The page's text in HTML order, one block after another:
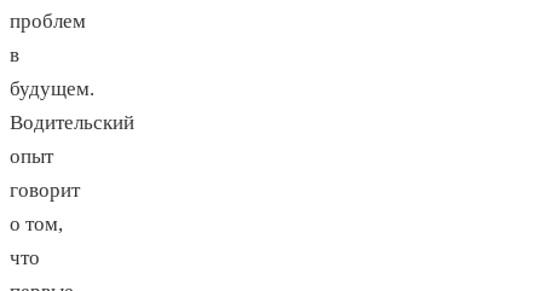
проблем
в
будущем.
Водительский
опыт
говорит
о том,
что